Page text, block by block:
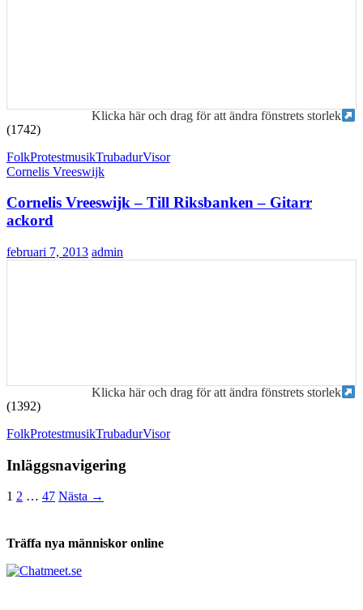
Klicka här och drag för att ändra fönstrets storlek
(1742)
FolkProtestmusikTrubadurVisor
Cornelis Vreeswijk
Cornelis Vreeswijk – Till Riksbanken – Gitarr
ackord
februari 7, 2013 admin
Klicka här och drag för att ändra fönstrets storlek
(1392)
FolkProtestmusikTrubadurVisor
Inläggsnavigering
1 2 … 47 Nästa →
Tabs och ackord för både bas och gitarr
Träffa nya människor online